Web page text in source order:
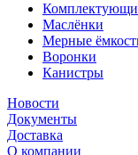
Маслёнки
Мерные
Воронки
Канистры
Новости
Документы
Доставка
О компании